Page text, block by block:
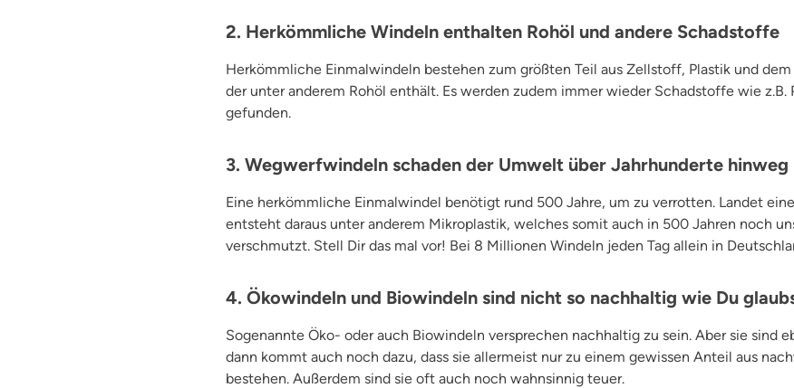
2. Herkömmliche Windeln enthalten Rohöl und andere Schadstoffe
Herkömmliche Einmalwindeln bestehen zum größten Teil aus Zellstoff, Plastik und
der unter anderem Rohöl enthält. Es werden zudem immer wieder Schadstoffe wie z.B.
gefunden.
3. Wegwerfwindeln schaden der Umwelt über Jahrhunderte hinweg
Eine herkömmliche Einmalwindel benötigt rund 500 Jahre, um zu verrotten. Landet
entsteht daraus unter anderem Mikroplastik, welches somit auch in 500 Jahren noch
verschmutzt. Stell Dir das mal vor! Bei 8 Millionen Windeln jeden Tag allein in
4. Ökowindeln und Biowindeln sind nicht so nachhaltig wie Du
Sogenannte Öko- oder auch Biowindeln versprechen nachhaltig zu sein. Aber sie sind
dann kommt auch noch dazu, dass sie allermeist nur zu einem gewissen Anteil aus
bestehen. Außerdem sind sie oft auch noch wahnsinnig teuer.